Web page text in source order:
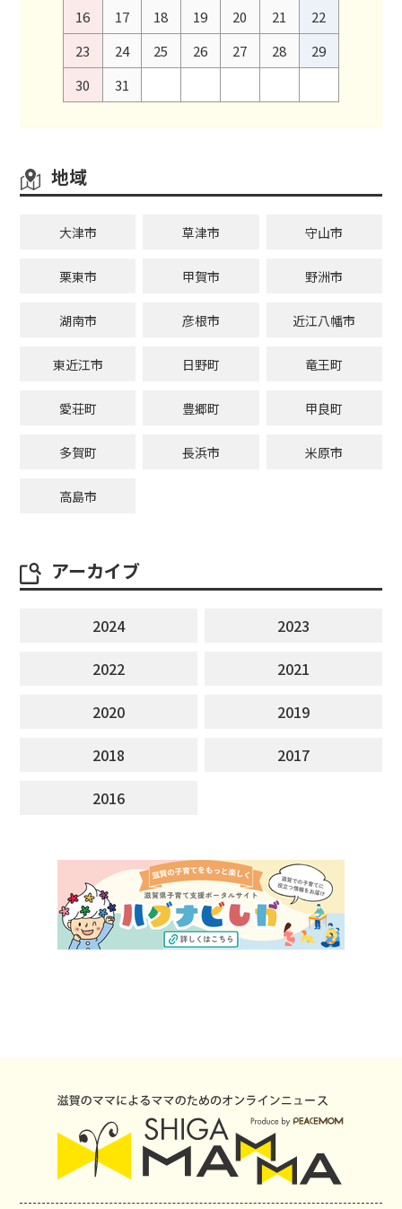
16
17 18 19 20 21
22
23
24 25 26 27 28
29
30
31
地域
大津市 草津市 守山市
栗東市 甲賀市 野洲市
湖南市 彦根市 近江八幡市
東近江市 日野町 竜王町
愛荘町 豊郷町 甲良町
多賀町 長浜市 米原市
高島市
アーカイブ
2024
2023
2022
2021
2020
2019
2018
2017
2016